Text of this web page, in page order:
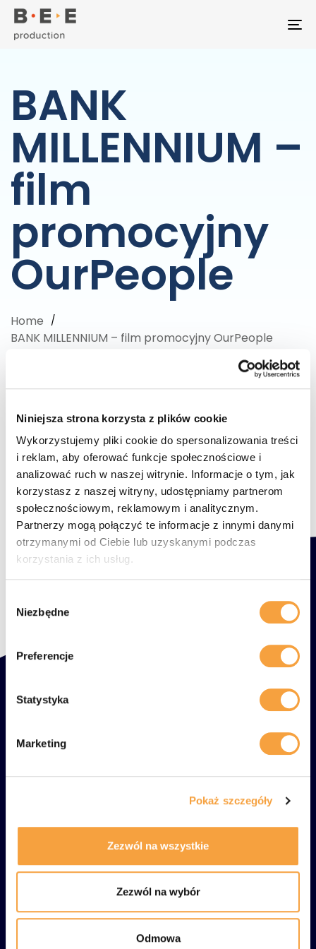
Niniejsza strona korzysta z plików cookie
Wykorzystujemy pliki cookie do spersonalizowania treści
i reklam, aby oferować funkcje społecznościowe i
analizować ruch w naszej witrynie. Informacje o tym, jak
korzystasz z naszej witryny, udostępniamy partnerom
społecznościowym, reklamowym i analitycznym.
Partnerzy mogą połączyć te informacje z innymi danymi
otrzymanymi od Ciebie lub uzyskanymi podczas
korzystania z ich usług.
zgody
Niezbędne
Preferencje
Statystyka
Marketing
Pokaż szczegóły
Zezwól na wszystkie
Zezwól na wybór
Odmowa
BANK
MILLENNIUM –
film
promocyjny
OurPeople
Home
BANK MILLENNIUM – film promocyjny OurPeople
Oferta
Filmy
Polityka prywatności
Kontakt